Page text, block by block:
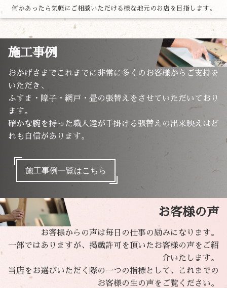
何かあったら気軽にご相談いただける様な地元のお店を目指します。
施工事例
おかげさまでこれまでに非常に多くのお客様からご支持を
いただき、
ふすま・障子・網戸・畳の張替えをさせていただいており
ます。
確かな腕を持った職人達が手掛ける張替えの出来映えはど
れも自信があります。
施工事例一覧はこちら
お客様の声
お客様からの声は毎日の仕事の励みになります。
一部ではありますが、掲載許可を頂いたお客様の声をご紹
介いたします。
当店をお選びいただく際の一つの指標として、これまでの
お客様の生の声をご覧ください。